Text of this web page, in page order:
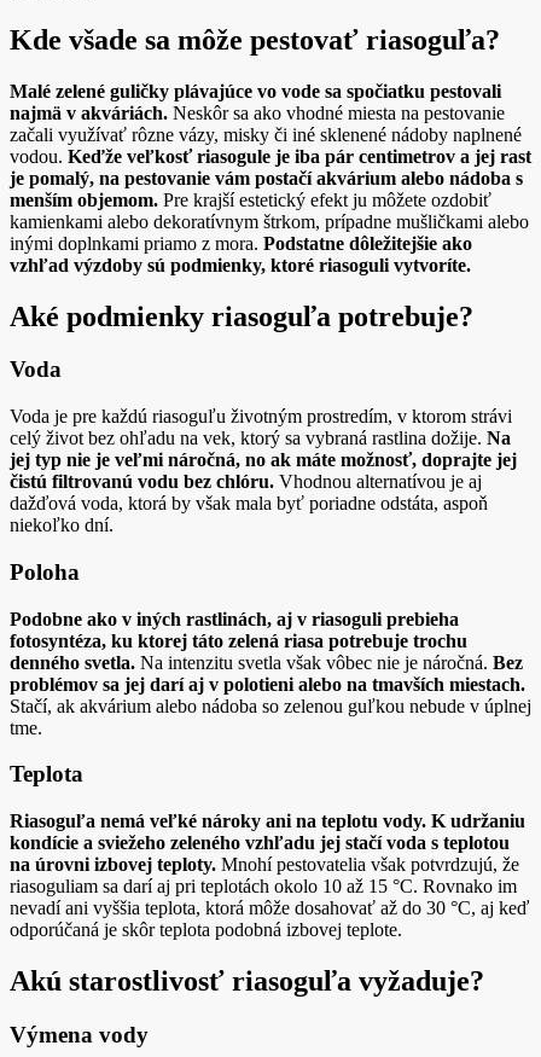
Kde všade sa môže pestovať riasoguľa?
Malé zelené guličky plávajúce vo vode sa spočiatku pestovali
najmä v akváriách. Neskôr sa ako vhodné miesta na pestovanie
začali využívať rôzne vázy, misky či iné sklenené nádoby naplnené
vodou. Keďže veľkosť riasogule je iba pár centimetrov a jej rast
je pomalý, na pestovanie vám postačí akvárium alebo nádoba s
menším objemom. Pre krajší estetický efekt ju môžete ozdobiť
kamienkami alebo dekoratívnym štrkom, prípadne mušličkami alebo
inými doplnkami priamo z mora. Podstatne dôležitejšie ako
vzhľad výzdoby sú podmienky, ktoré riasoguli vytvoríte.
Aké podmienky riasoguľa potrebuje?
Voda
Voda je pre každú riasoguľu životným prostredím, v ktorom strávi
celý život bez ohľadu na vek, ktorý sa vybraná rastlina dožije. Na
jej typ nie je veľmi náročná, no ak máte možnosť, doprajte jej
čistú filtrovanú vodu bez chlóru. Vhodnou alternatívou je aj
dažďová voda, ktorá by však mala byť poriadne odstáta, aspoň
niekoľko dní.
Poloha
Podobne ako v iných rastlinách, aj v riasoguli prebieha
fotosyntéza, ku ktorej táto zelená riasa potrebuje trochu
denného svetla. Na intenzitu svetla však vôbec nie je náročná. Bez
problémov sa jej darí aj v polotieni alebo na tmavších miestach.
Stačí, ak akvárium alebo nádoba so zelenou guľkou nebude v úplnej
tme.
Teplota
Riasoguľa nemá veľké nároky ani na teplotu vody. K udržaniu
kondície a sviežeho zeleného vzhľadu jej stačí voda s teplotou
na úrovni izbovej teploty. Mnohí pestovatelia však potvrdzujú, že
riasoguliam sa darí aj pri teplotách okolo 10 až 15 °C. Rovnako im
nevadí ani vyššia teplota, ktorá môže dosahovať až do 30 °C, aj keď
odporúčaná je skôr teplota podobná izbovej teplote.
Akú starostlivosť riasoguľa vyžaduje?
Výmena vody